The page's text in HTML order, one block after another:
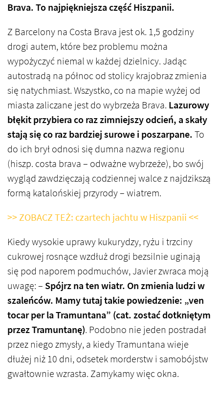
Brava. To najpiękniejsza część Hiszpanii.
Z Barcelony na Costa Brava jest ok. 1,5 godziny
drogi autem, które bez problemu można
wypożyczyć niemal w każdej dzielnicy. Jadąc
autostradą na północ od stolicy krajobraz zmienia
się natychmiast. Wszystko, co na mapie wyżej od
miasta zaliczane jest do wybrzeża Brava. Lazurowy
błękit przybiera co raz zimniejszy odcień, a skały
stają się co raz bardziej surowe i poszarpane.To
do ich brył odnosi się dumna nazwa regionu
(hiszp. costa brava – odważne wybrzeże), bo swój
wygląd zawdzięczają codziennej walce z najdzikszą
formą katalońskiej przyrody – wiatrem.
>> ZOBACZ TEŻ: czartech jachtu w Hiszpanii <<
Kiedy wysokie uprawy kukurydzy, ryżu i trzciny
cukrowej rosnące wzdłuż drogi bezsilnie uginają
się pod naporem podmuchów, Javier zwraca moją
uwagę: – Spójrz na ten wiatr. On zmienia ludzi w
szaleńców. Mamy tutaj takie powiedzenie: „ven
tocar per la Tramuntana” (cat. zostać dotkniętym
przez Tramuntanę). Podobno nie jeden postradał
przez niego zmysły, a kiedy Tramuntana wieje
dłużej niż 10 dni, odsetek morderstw i samobójstw
gwałtownie wzrasta. Zamykamy więc okna.